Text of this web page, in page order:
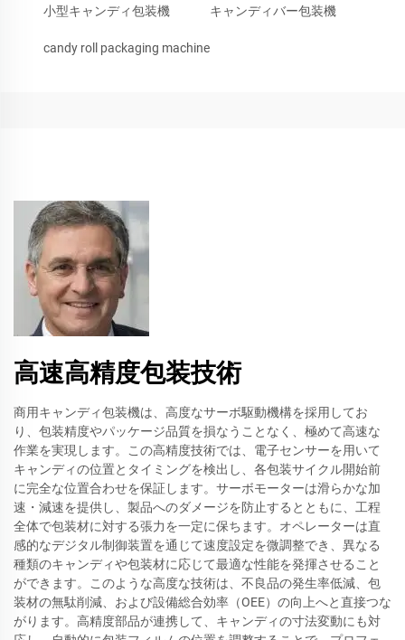
小型キャンディ包装機 キャンディバー包装機
candy roll packaging machine
高速高精度包装技術
商用キャンディ包装機は、高度なサーボ駆動機構を採用してお
り、包装精度やパッケージ品質を損なうことなく、極めて高速な
作業を実現します。この高精度技術では、電子センサーを用いて
キャンディの位置とタイミングを検出し、各包装サイクル開始前
に完全な位置合わせを保証します。サーボモーターは滑らかな加
速・減速を提供し、製品へのダメージを防止するとともに、工程
全体で包装材に対する張力を一定に保ちます。オペレーターは直
感的なデジタル制御装置を通じて速度設定を微調整でき、異なる
種類のキャンディや包装材に応じて最適な性能を発揮させること
ができます。このような高度な技術は、不良品の発生率低減、包
装材の無駄削減、および設備総合効率（OEE）の向上へと直接つな
がります。高精度部品が連携して、キャンディの寸法変動にも対